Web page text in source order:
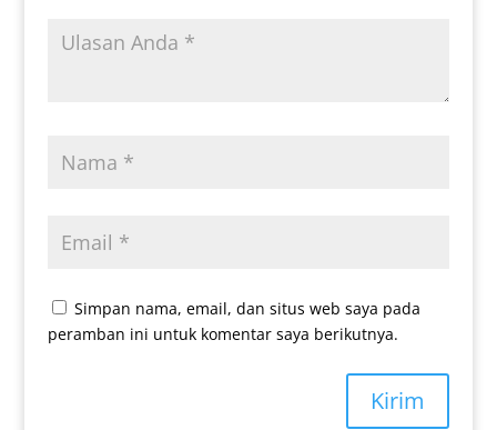
Simpan nama, email, dan situs web saya pada
peramban ini untuk komentar saya berikutnya.
Kirim